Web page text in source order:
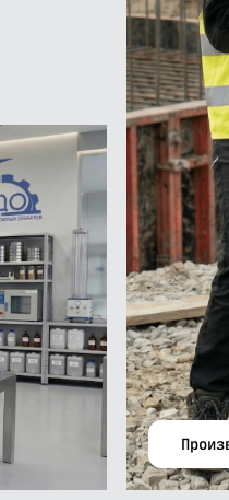
ОСТАВИТЬ ЗАЯВКУ